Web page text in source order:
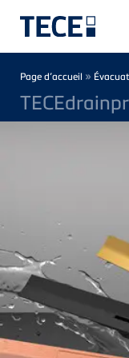
Skip to main content
Page d’accueil »